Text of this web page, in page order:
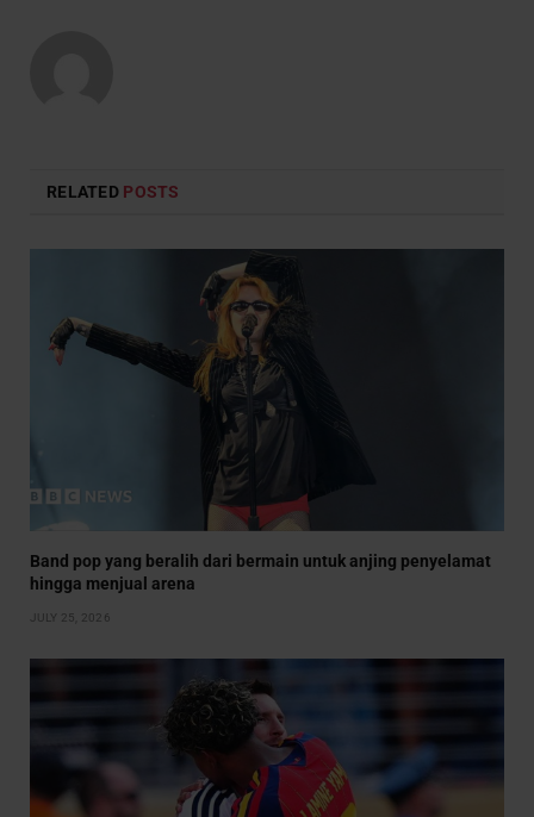
RELATED POSTS
Band pop yang beralih dari bermain untuk anjing penyelamat
hingga menjual arena
JULY 25, 2026